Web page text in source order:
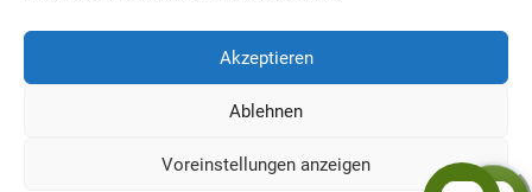
Akzeptieren
Ablehnen
Voreinstellungen anzeigen